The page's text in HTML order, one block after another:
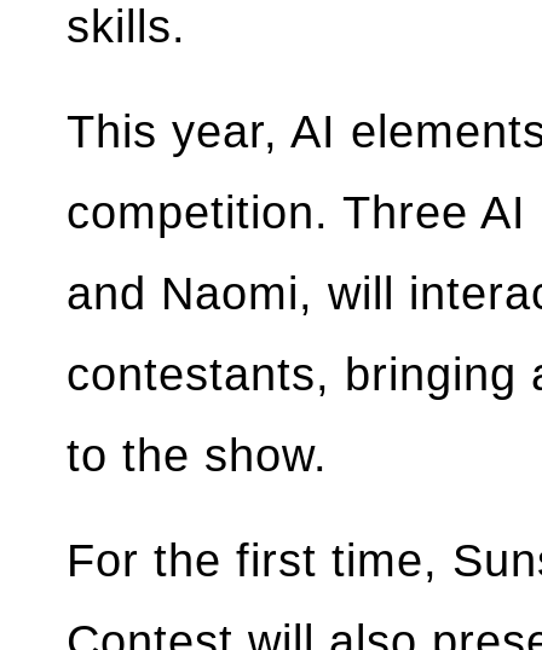
skills.
This year, AI
competition. Three
and Naomi, will
contestants, bringing
to the show.
For the first time,